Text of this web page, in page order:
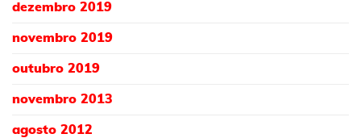
dezembro 2019
novembro 2019
outubro 2019
novembro 2013
agosto 2012